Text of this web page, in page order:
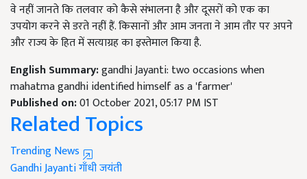
वे नहीं जानते कि तलवार को कैसे संभालना है और दूसरों को एक का
उपयोग करने से डरते नहीं हैं. किसानों और आम जनता ने आम तौर पर अपने
और राज्य के हित में सत्याग्रह का इस्तेमाल किया है.
English Summary:gandhi Jayanti: two occasions when
mahatma gandhi identified himself as a 'farmer'
Published on:01 October 2021, 05:17 PM IST
Related Topics
Trending News
Gandhi Jayantiगाँधी जयंती